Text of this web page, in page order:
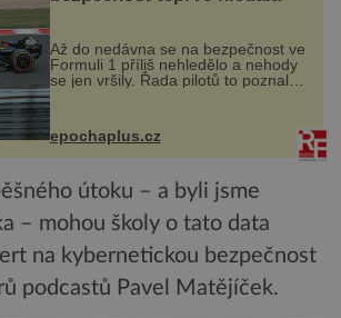
Až do nedávna se na bezpečnost ve
Formuli 1 příliš nehledělo a nehody
se jen vršily. Řada pilotů to poznala
na vlastní kůži, často s trvalými
následky nebo bohužel i ztrátou
života. Dnes nepochopiteln...
epochaplus.cz
útoku – a byli jsme
– mohou školy o tato data
na kybernetickou bezpečnost
podcastů Pavel Matějíček.